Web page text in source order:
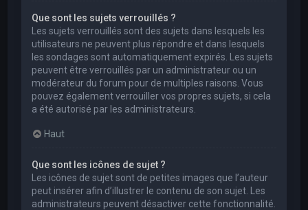
Que sont les sujets verrouillés ?
Les sujets verrouillés sont des sujets dans lesquels les
utilisateurs ne peuvent plus répondre et dans lesquels
les sondages sont automatiquement expirés. Les sujets
peuvent être verrouillés par un administrateur ou un
modérateur du forum pour de multiples raisons. Vous
pouvez également verrouiller vos propres sujets, si cela
a été autorisé par les administrateurs.
Haut
Que sont les icônes de sujet ?
Les icônes de sujet sont de petites images que l’auteur
peut insérer afin d’illustrer le contenu de son sujet. Les
administrateurs peuvent désactiver cette fonctionnalité.